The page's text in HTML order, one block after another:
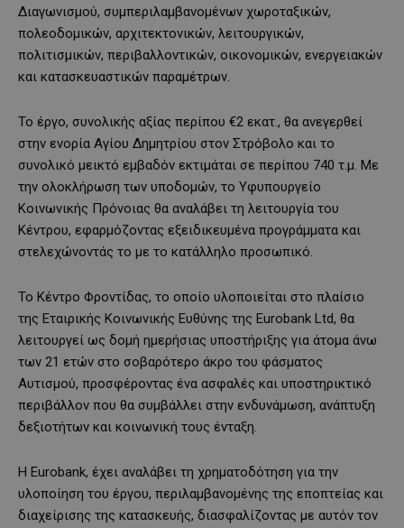
Διαγωνισμού, συμπεριλαμβανομένων χωροταξικών,
πολεοδομικών, αρχιτεκτονικών, λειτουργικών,
πολιτισμικών, περιβαλλοντικών, οικονομικών, ενεργειακών
και κατασκευαστικών παραμέτρων.
Το έργο, συνολικής αξίας περίπου €2 εκατ., θα ανεγερθεί
στην ενορία Αγίου Δημητρίου στον Στρόβολο και το
συνολικό μεικτό εμβαδόν εκτιμάται σε περίπου 740 τ.μ. Με
την ολοκλήρωση των υποδομών, το Υφυπουργείο
Κοινωνικής Πρόνοιας θα αναλάβει τη λειτουργία του
Κέντρου, εφαρμόζοντας εξειδικευμένα προγράμματα και
στελεχώνοντάς το με το κατάλληλο προσωπικό.
Το Κέντρο Φροντίδας, το οποίο υλοποιείται στο πλαίσιο
της Εταιρικής Κοινωνικής Ευθύνης της Eurobank Ltd, θα
λειτουργεί ως δομή ημερήσιας υποστήριξης για άτομα άνω
των 21 ετών στο σοβαρότερο άκρο του φάσματος
Αυτισμού, προσφέροντας ένα ασφαλές και υποστηρικτικό
περιβάλλον που θα συμβάλλει στην ενδυνάμωση, ανάπτυξη
δεξιοτήτων και κοινωνική τους ένταξη.
Η Eurobank, έχει αναλάβει τη χρηματοδότηση για την
υλοποίηση του έργου, περιλαμβανομένης της εποπτείας και
διαχείρισης της κατασκευής, διασφαλίζοντας με αυτόν τον